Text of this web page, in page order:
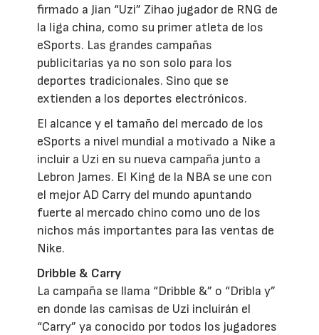
firmado a Jian “Uzi” Zihao jugador de RNG de
la liga china, como su primer atleta de los
eSports. Las grandes campañas
publicitarias ya no son solo para los
deportes tradicionales. Sino que se
extienden a los deportes electrónicos.
El alcance y el tamaño del mercado de los
eSports a nivel mundial a motivado a Nike a
incluir a Uzi en su nueva campaña junto a
Lebron James. El King de la NBA se une con
el mejor AD Carry del mundo apuntando
fuerte al mercado chino como uno de los
nichos más importantes para las ventas de
Nike.
Dribble & Carry
La campaña se llama “Dribble &” o “Dribla y”
en donde las camisas de Uzi incluirán el
“Carry” ya conocido por todos los jugadores